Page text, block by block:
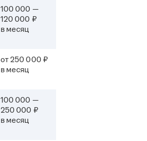
100 000 —
120 000 ₽
в месяц
от 250 000 ₽
в месяц
100 000 —
250 000 ₽
в месяц